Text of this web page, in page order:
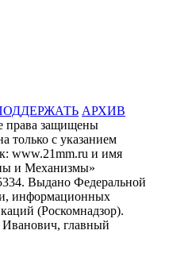
АРХИВ
защищены
только с указанием
www.21mm.ru и имя
и Механизмы»
Выдано Федеральной
информационных
(Роскомнадзор).
главный